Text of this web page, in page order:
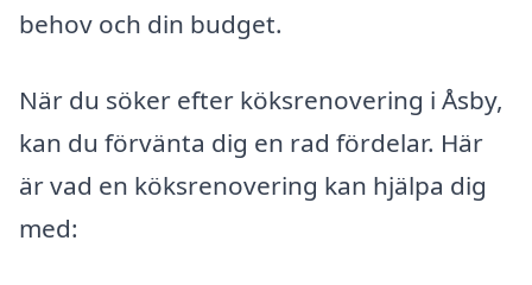
behov och din budget.
När du söker efter köksrenovering i Åsby,
kan du förvänta dig en rad fördelar. Här
är vad en köksrenovering kan hjälpa dig
med: